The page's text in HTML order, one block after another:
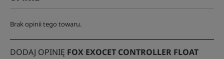
Brak opinii tego towaru.
DODAJ OPINIĘ FOX EXOCET CONTROLLER FLOAT